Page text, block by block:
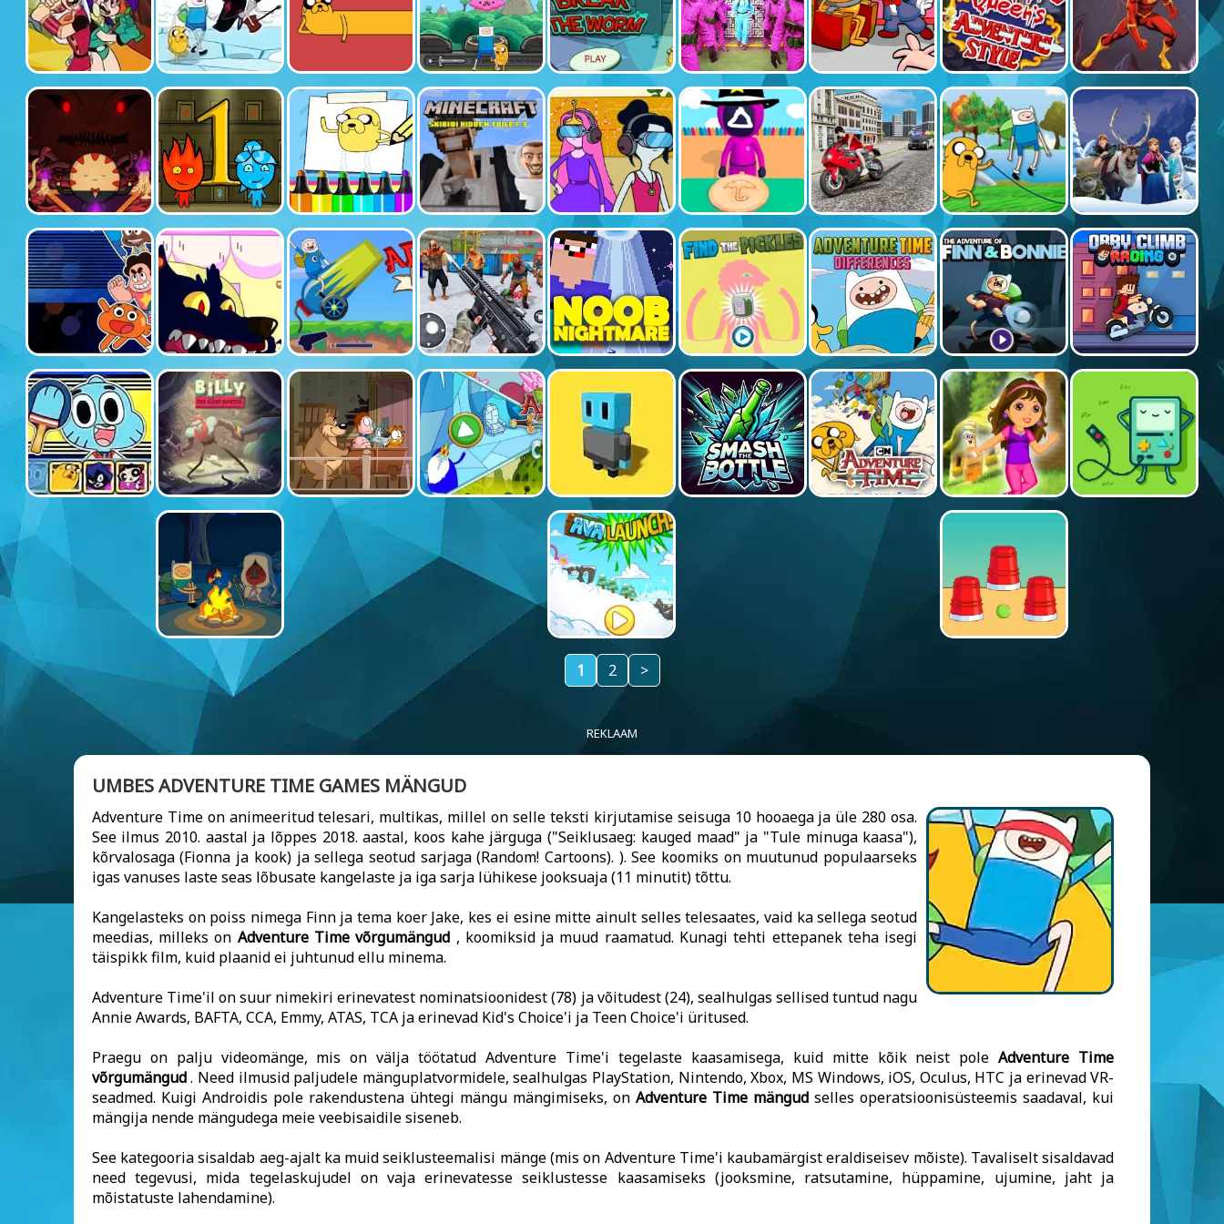
1 2 >
REKLAAM
UMBES ADVENTURE TIME GAMES MÄNGUD
Adventure Time on animeeritud telesari, multikas, millel on selle teksti kirjutamise seisuga 10 hooaega ja üle 280 osa.
See ilmus 2010. aastal ja lõppes 2018. aastal, koos kahe järguga ("Seiklusaeg: kauged maad" ja "Tule minuga kaasa"),
kõrvalosaga (Fionna ja kook) ja sellega seotud sarjaga (Random! Cartoons). ). See koomiks on muutunud populaarseks
igas vanuses laste seas lõbusate kangelaste ja iga sarja lühikese jooksuaja (11 minutit) tõttu.
Kangelasteks on poiss nimega Finn ja tema koer Jake, kes ei esine mitte ainult selles telesaates, vaid ka sellega seotud
meedias, milleks on Adventure Time võrgumängud , koomiksid ja muud raamatud. Kunagi tehti ettepanek teha isegi
täispikk film, kuid plaanid ei juhtunud ellu minema.
Adventure Time'il on suur nimekiri erinevatest nominatsioonidest (78) ja võitudest (24), sealhulgas sellised tuntud nagu
Annie Awards, BAFTA, CCA, Emmy, ATAS, TCA ja erinevad Kid's Choice'i ja Teen Choice'i üritused.
Praegu on palju videomänge, mis on välja töötatud Adventure Time'i tegelaste kaasamisega, kuid mitte kõik neist poleAdventure Time
võrgumängud. Need ilmusid paljudele mänguplatvormidele, sealhulgas PlayStation, Nintendo, Xbox, MS Windows, iOS, Oculus, HTC ja erinevad VR-
seadmed. Kuigi Androidis pole rakendustena ühtegi mängu mängimiseks, onAdventure Time mängud selles operatsioonisüsteemis saadaval, kui
mängija nende mängudega meie veebisaidile siseneb.
See kategooria sisaldab aeg-ajalt ka muid seiklusteemalisi mänge (mis on Adventure Time'i kaubamärgist eraldiseisev mõiste). Tavaliselt sisaldavad
need tegevusi, mida tegelaskujudel on vaja erinevatesse seiklustesse kaasamiseks (jooksmine, ratsutamine, hüppamine, ujumine, jaht ja
mõistatuste lahendamine).